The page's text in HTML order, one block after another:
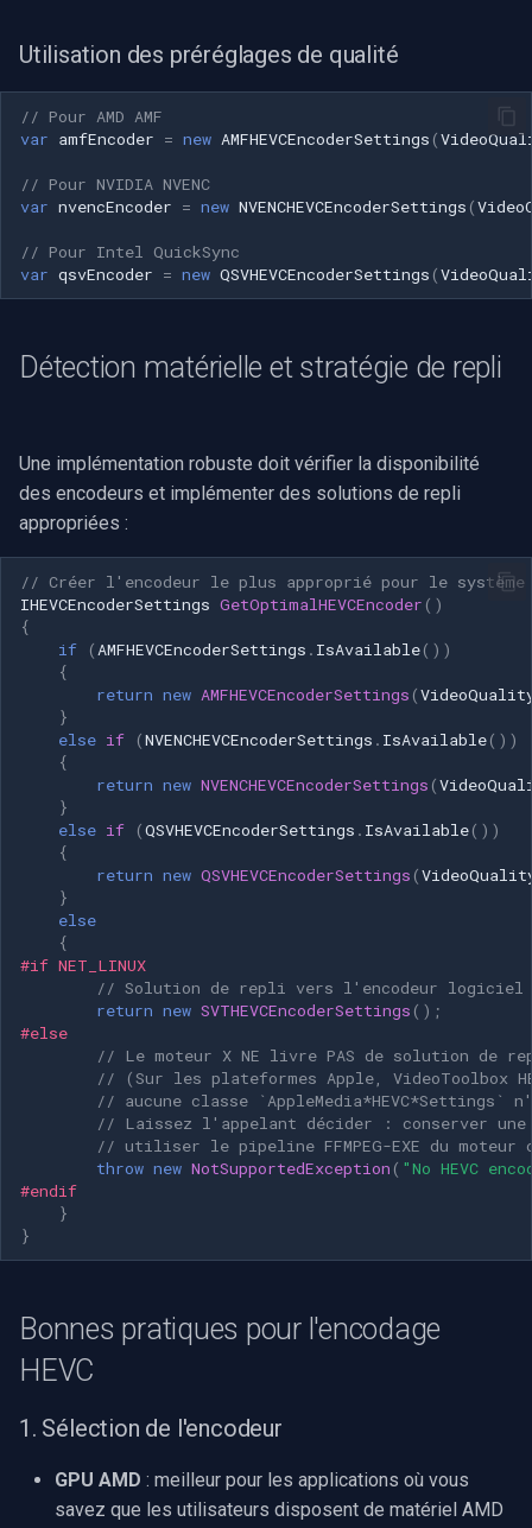
Utilisation des préréglages de qualité
// Pour AMD AMF
var amfEncoder = new AMFHEVCEncoderSettings (
// Pour NVIDIA NVENC
var nvencEncoder = new NVENCHEVCEncoderSettings (
// Pour Intel QuickSync
var qsvEncoder = new QSVHEVCEncoderSettings (
Détection matérielle et stratégie de repli
Une implémentation robuste doit vérifier la disponibilité
des encodeurs et implémenter des solutions de repli
appropriées :
// Créer l'encodeur le plus approprié pour le système
IHEVCEncoderSettings GetOptimalHEVCEncoder ()
{
if
( AMFHEVCEncoderSettings . IsAvailable())
{
return new AMFHEVCEncoderSettings (
}
else if (NVENCHEVCEncoderSettings . IsAvailable())
{
return new NVENCHEVCEncoderSettings (
}
else if (QSVHEVCEncoderSettings . IsAvailable())
{
return new QSVHEVCEncoderSettings (
}
else
{
#if NET_LINUX
// Solution de repli vers l'encodeur logiciel
return new SVTHEVCEncoderSettings ();
#else
// Le moteur X NE livre PAS de solution de
// (Sur les plateformes Apple, VideoToolbox
// aucune classe
// Laissez l'appelant décider : conserver une
// utiliser le pipeline FFMPEG-EXE du moteur
throw new NotSupportedException ( "No HEVC
#endif
}
}
Bonnes pratiques pour l'encodage
HEVC
1. Sélection de l'encodeur
GPU AMD : meilleur pour les applications où vous
savez que les utilisateurs disposent de matériel AMD